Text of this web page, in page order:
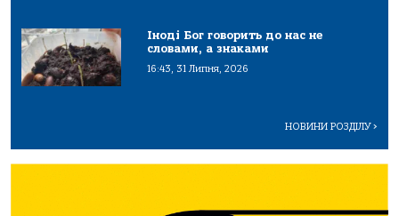
Іноді Бог говорить до нас не
словами, а знаками
16:43, 31 Липня, 2026
НОВИНИ РОЗДІЛУ>